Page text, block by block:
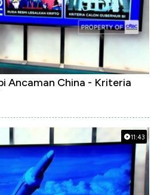
Ancaman China - Kriteria
11:43